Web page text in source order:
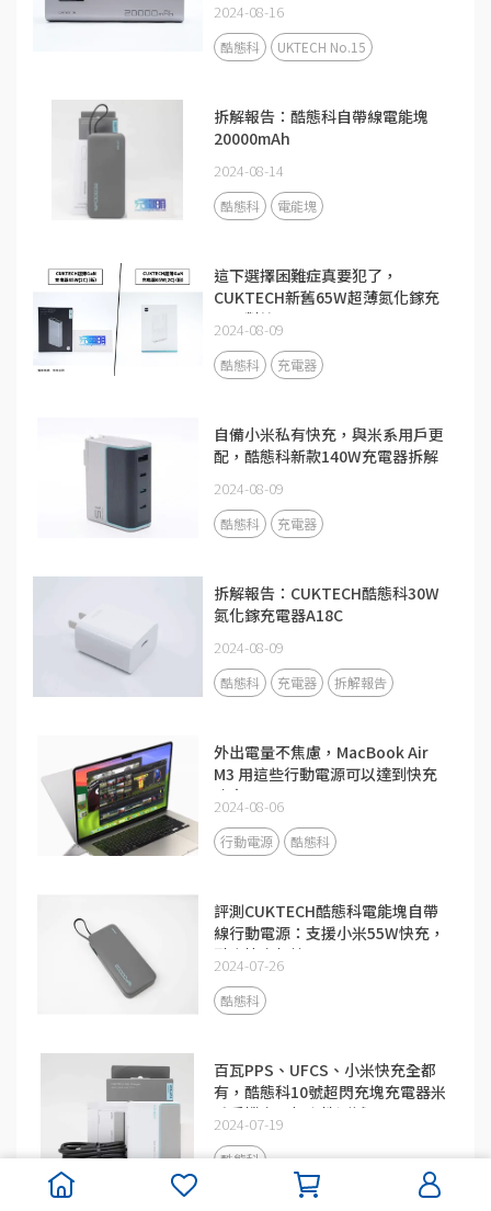
2024-08-16
酷態科 UKTECH No.15
拆解報告：酷態科自帶線電能塊
20000mAh
2024-08-14
酷態科 電能塊
這下選擇困難症真要犯了，
CUKTECH新舊65W超薄氮化鎵充
電器對比
2024-08-09
酷態科 充電器
自備小米私有快充，與米系用戶更
配，酷態科新款140W充電器拆解
2024-08-09
酷態科 充電器
拆解報告：CUKTECH酷態科30W
氮化鎵充電器A18C
2024-08-09
酷態科 充電器 拆解報告
外出電量不焦慮，MacBook Air
M3 用這些行動電源可以達到快充
功率
2024-08-06
行動電源 酷態科
評測CUKTECH酷態科電能塊自帶
線行動電源：支援小米55W快充，
融合快充加持
2024-07-26
酷態科
百瓦PPS、UFCS、小米快充全都
有，酷態科10號超閃充塊充電器米
系手機充電相容性測試
2024-07-19
酷態科